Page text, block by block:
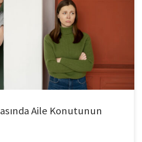
Aile Konutunun